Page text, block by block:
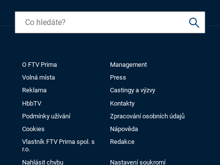
O FTV Prima
Management
Volná místa
Press
Reklama
Castingy a výzvy
HbbTV
Kontakty
Podmínky užívání
Zpracování osobních údajů
Cookies
Nápověda
Vlastník FTV Prima spol. s
r.o.
Redakce
Nahlásit chybu Nastavení soukromí